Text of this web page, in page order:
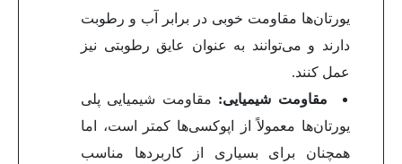
یورتان‌ها مقاومت خوبی در برابر آب و رطوبت
دارند و می‌توانند به عنوان عایق رطوبتی نیز
عمل کنند.
مقاومت شیمیایی: مقاومت شیمیایی پلی
یورتان‌ها معمولاً از اپوکسی‌ها کمتر است، اما
همچنان برای بسیاری از کاربردها مناسب